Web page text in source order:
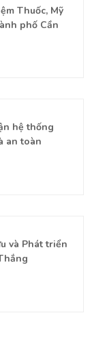
Thuốc, Mỹ
phố Cần
hệ thống
an toàn
và Phát triển